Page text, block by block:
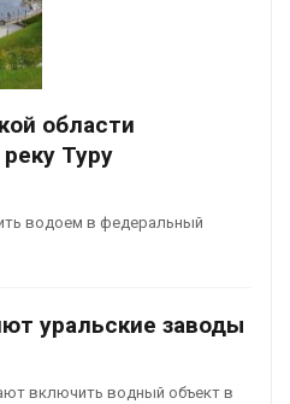
области
Туру
водоем в федеральный
уральские заводы
включить водный объект в